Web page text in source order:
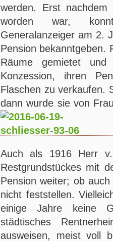
werden. Erst nachdem
worden war,
Generalanzeiger am 2.
Pension bekanntgeben.
Räume gemietet
Konzession, ihren
Flaschen zu verkaufen.
dann wurde sie von
Auch als 1916 Herr
Restgrundstückes mit
Pension weiter; ob
nicht feststellen.
einige Jahre keine
städtisches
ausweisen, meist voll